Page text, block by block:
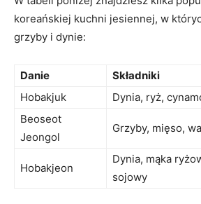
koreańskiej​ kuchni jesiennej, ⁣w
grzyby i dynie:
Danie
Składniki
Hobakjuk
Dynia, ryż,⁤
Beoseot
‌Jeongol
Grzyby, ⁤mięso,
Hobakjeon
Dynia, mąka‍
sojowy